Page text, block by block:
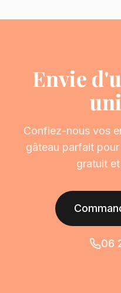
Envie
Confiez-nous vos
gâteau parfait
gratuit
06